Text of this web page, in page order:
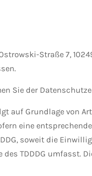
Straße 7,
Sie der
auf Grundlage von
eine
soweit die
TDDDG umfasst.